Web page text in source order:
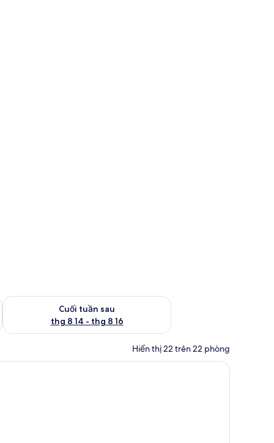
thg 8 7 - thg 8 9
Cuối tuần sau
thg 8 14 - thg 8 16
Kiểm tra lượng phòng cuối tuần tới từ thg 8 14 - thg 8 16
Hiển thị 22 trên 22 phòng